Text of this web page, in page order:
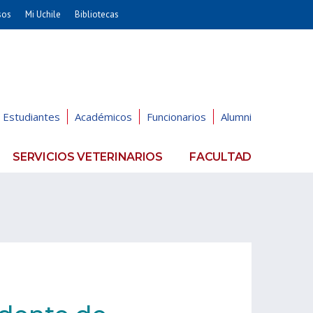
Cs. Sociales
Economía y Negocios
Mi Uchile Bibliotecas
Estudiantes Académicos Funcionarios Alumni
SERVICIOS VETERINARIOS FACULTAD